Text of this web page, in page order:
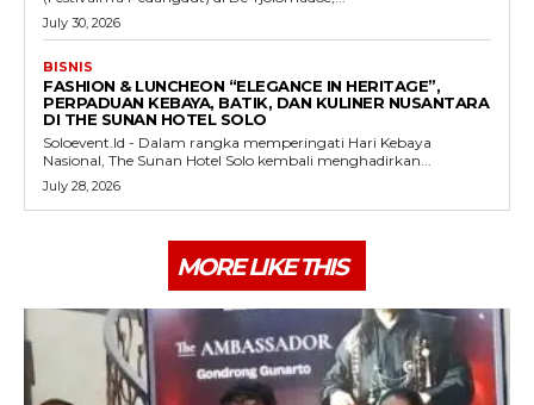
July 30, 2026
BISNIS
FASHION & LUNCHEON “ELEGANCE IN HERITAGE”,
PERPADUAN KEBAYA, BATIK, DAN KULINER NUSANTARA
DI THE SUNAN HOTEL SOLO
Soloevent.Id - Dalam rangka memperingati Hari Kebaya
Nasional, The Sunan Hotel Solo kembali menghadirkan...
July 28, 2026
MORE LIKE THIS